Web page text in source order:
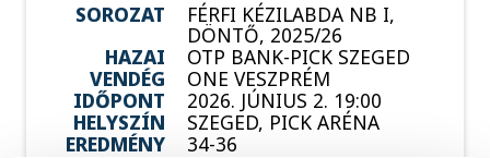
SOROZAT FÉRFI KÉZILABDA NB I,
DÖNTŐ, 2025/26
HAZAI
OTP BANK-PICK SZEGED
VENDÉG
ONE VESZPRÉM
IDŐPONT
2026. JÚNIUS 2. 19:00
HELYSZÍN
SZEGED, PICK ARÉNA
EREDMÉNY
34-36